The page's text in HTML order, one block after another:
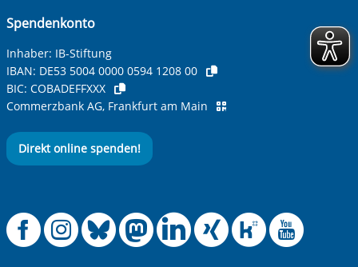
Spendenkonto
Inhaber: IB-Stiftung
IBAN: DE53 5004 0000 0594 1208 00
BIC: COBADEFFXXX
Commerzbank AG, Frankfurt am Main
Direkt online spenden!
Offizielle
Offizielle
Offizielle
Offizielle
Offizielle